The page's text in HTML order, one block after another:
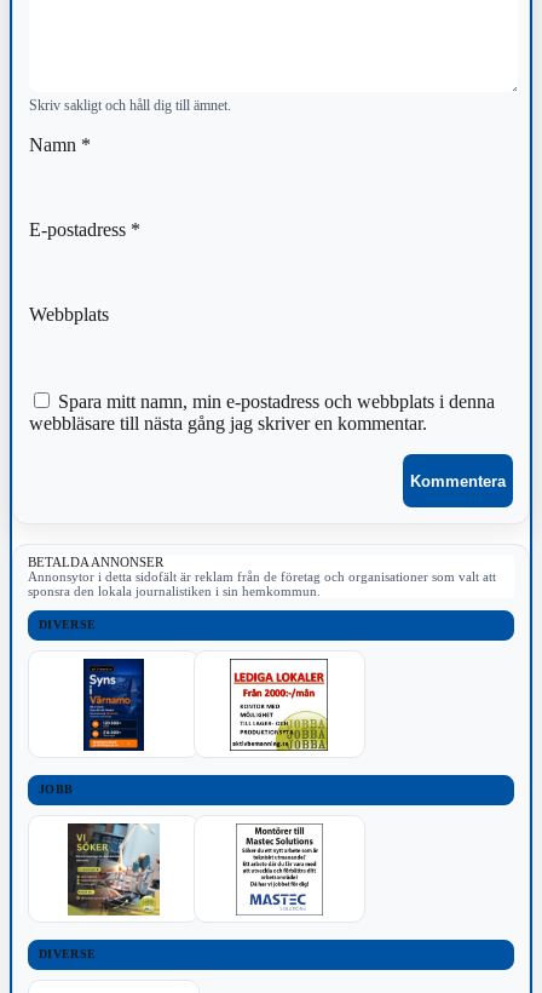
Skriv sakligt och håll dig till ämnet.
Namn *
E-postadress *
Webbplats
Spara mitt namn, min e-postadress och webbplats i denna
webbläsare till nästa gång jag skriver en kommentar.
BETALDA ANNONSER
Annonsytor i detta sidofält är reklam från de företag och organisationer som valt att
sponsra den lokala journalistiken i sin hemkommun.
DIVERSE
JOBB
DIVERSE